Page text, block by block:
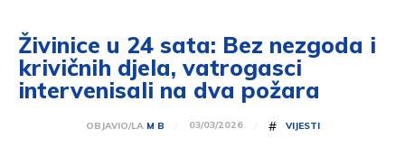
Živinice u 24 sata: Bez nezgoda i
krivičnih djela, vatrogasci
intervenisali na dva požara
OBJAVIO/LA M B 03/03/2026 # VIJESTI